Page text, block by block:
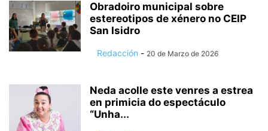
Obradoiro municipal sobre
estereotipos de xénero no CEIP
San Isidro
Redacción - 20 de Marzo de 2026
Neda acolle este venres a estrea
en primicia do espectáculo
“Unha...